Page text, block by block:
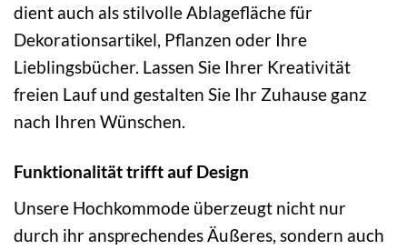
dient auch als stilvolle Ablagefläche für
Dekorationsartikel, Pflanzen oder Ihre
Lieblingsbücher. Lassen Sie Ihrer Kreativität
freien Lauf und gestalten Sie Ihr Zuhause ganz
nach Ihren Wünschen.
Funktionalität trifft auf Design
Unsere Hochkommode überzeugt nicht nur
durch ihr ansprechendes Äußeres, sondern auch